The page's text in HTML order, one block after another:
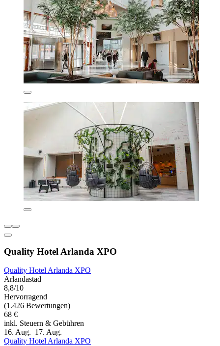
Quality Hotel Arlanda XPO
Quality Hotel Arlanda XPO
Arlandastad
8,8/10
Hervorragend
(1.426 Bewertungen)
68 €
inkl. Steuern & Gebühren
16. Aug.–17. Aug.
Quality Hotel Arlanda XPO